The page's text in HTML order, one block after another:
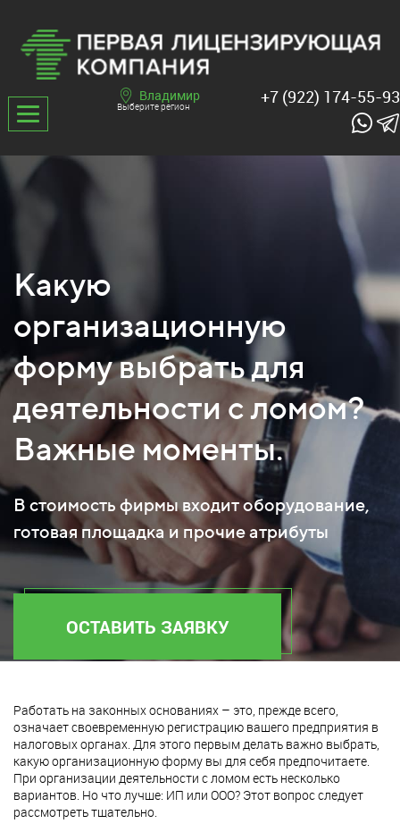
Владимир
Выберите регион +7 (922) 174-55-93
Какую
организационную
форму выбрать для
деятельности с ломом?
Важные моменты.
В стоимость фирмы входит оборудование,
готовая площадка и прочие атрибуты
ОСТАВИТЬ ЗАЯВКУ
Работать на законных основаниях – это, прежде всего,
означает своевременную регистрацию вашего предприятия в
налоговых органах. Для этого первым делать важно выбрать,
какую организационную форму вы для себя предпочитаете.
При организации деятельности с ломом есть несколько
вариантов. Но что лучше: ИП или ООО? Этот вопрос следует
рассмотреть тщательно.